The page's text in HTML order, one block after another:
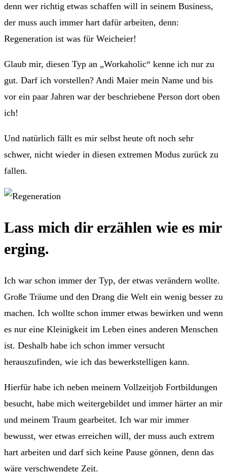
denn wer richtig etwas schaffen will in seinem Business,
der muss auch immer hart dafür arbeiten, denn:
Regeneration ist was für Weicheier!
Glaub mir, diesen Typ an „Workaholic“ kenne ich nur zu
gut. Darf ich vorstellen? Andi Maier mein Name und bis
vor ein paar Jahren war der beschriebene Person dort oben
ich!
Und natürlich fällt es mir selbst heute oft noch sehr
schwer, nicht wieder in diesen extremen Modus zurück zu
fallen.
Lass mich dir erzählen wie es mir
erging.
Ich war schon immer der Typ, der etwas verändern wollte.
Große Träume und den Drang die Welt ein wenig besser zu
machen. Ich wollte schon immer etwas bewirken und wenn
es nur eine Kleinigkeit im Leben eines anderen Menschen
ist. Deshalb habe ich schon immer versucht
herauszufinden, wie ich das bewerkstelligen kann.
Hierfür habe ich neben meinem Vollzeitjob Fortbildungen
besucht, habe mich weitergebildet und immer härter an mir
und meinem Traum gearbeitet. Ich war mir immer
bewusst, wer etwas erreichen will, der muss auch extrem
hart arbeiten und darf sich keine Pause gönnen, denn das
wäre verschwendete Zeit.